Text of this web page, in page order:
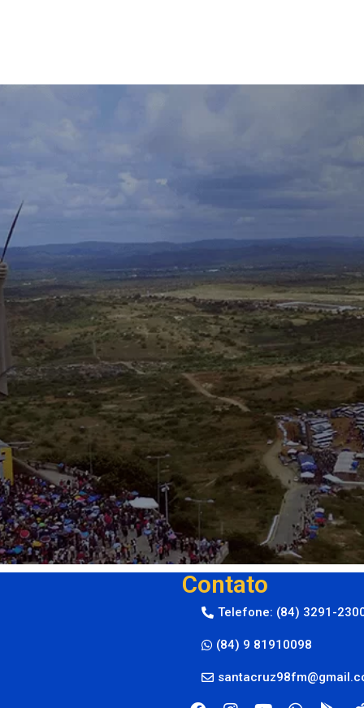
Contato
Telefone: (84) 3291-
(84) 9 81910098